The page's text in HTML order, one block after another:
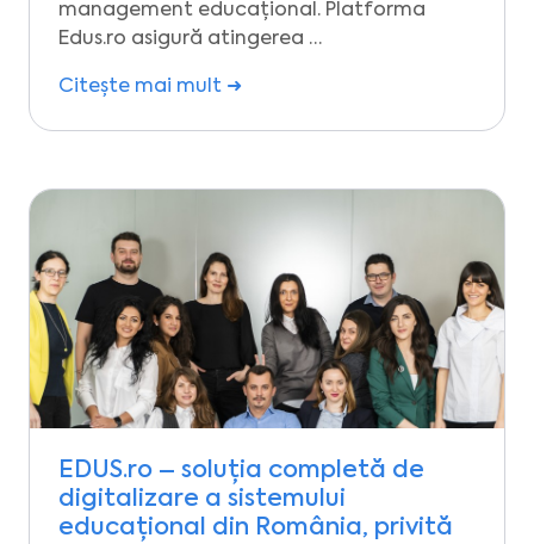
management educațional. Platforma
Edus.ro asigură atingerea …
Citește mai mult ➜
EDUS.ro – soluția completă de
digitalizare a sistemului
educațional din România, privită